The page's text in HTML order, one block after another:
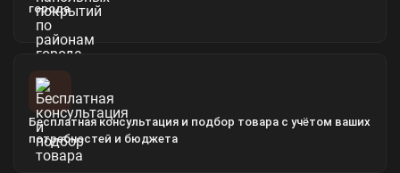
города
Бесплатная консультация и подбор товара с учётом ваших
потребностей и бюджета